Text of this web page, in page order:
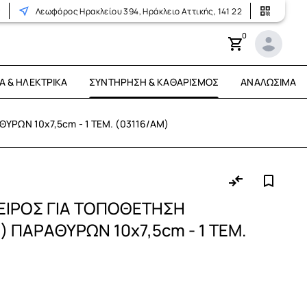
Λεωφόρος Ηρακλείου 394, Ηράκλειο Αττικής, 141 22
0
& ΗΛΕΚΤΡΙΚΆ ΣΥΝΤΉΡΗΣΗ & ΚΑΘΑΡΙΣΜΌΣ ΑΝΑΛΏΣΙΜΑ
10x7,5cm - 1 TEM. (03116/AM)
ΓΙΑ ΤΟΠΟΘΕΤΗΣΗ
10x7,5cm - 1 TEM.